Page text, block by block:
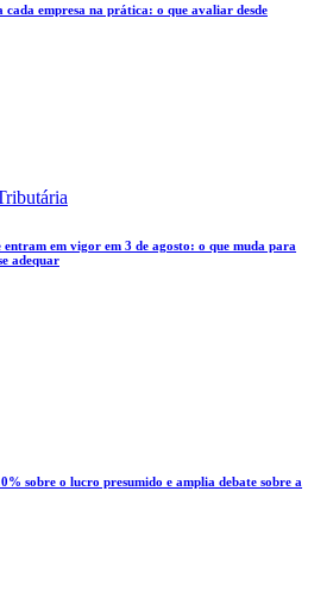
empresa na prática: o que avaliar desde
entram em vigor em 3 de agosto: o que muda para
adequar
sobre o lucro presumido e amplia debate sobre a